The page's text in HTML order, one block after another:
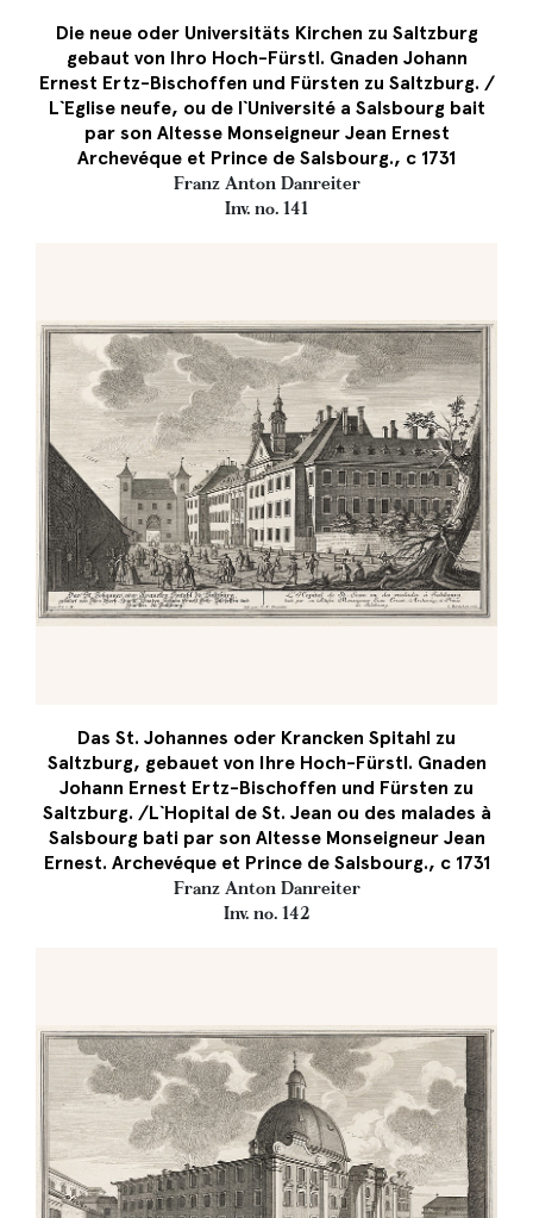
Die neue oder Universitäts Kirchen zu Saltzburg
gebaut von Ihro Hoch-Fürstl. Gnaden Johann
Ernest Ertz-Bischoffen und Fürsten zu Saltzburg. /
L`Eglise neufe, ou de l`Université a Salsbourg bait
par son Altesse Monseigneur Jean Ernest
Archevéque et Prince de Salsbourg., c 1731
Franz Anton Danreiter
Inv. no. 141
Das St. Johannes oder Krancken Spitahl zu
Saltzburg, gebauet von Ihre Hoch-Fürstl. Gnaden
Johann Ernest Ertz-Bischoffen und Fürsten zu
Saltzburg. /L`Hopital de St. Jean ou des malades à
Salsbourg bati par son Altesse Monseigneur Jean
Ernest. Archevéque et Prince de Salsbourg., c 1731
Franz Anton Danreiter
Inv. no. 142